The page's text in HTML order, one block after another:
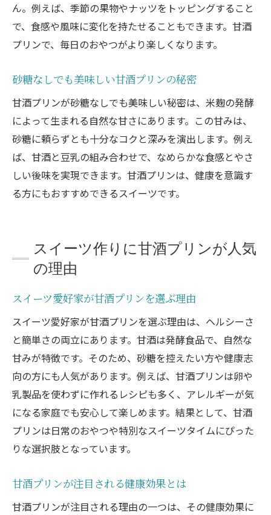
ん。例えば、季節の果物やナッツをトッピングすること
で、食感や風味に変化を持たせることもできます。甘酒
プリンで、毎日のおやつがより楽しくなります。
砂糖なしでも美味しい甘酒プリンの秘密
甘酒プリンが砂糖なしでも美味しい秘密は、米麹の発酵
によって生まれる自然な甘さにあります。この甘みは、
砂糖に頼らずとも十分なコクと深みを演出します。例え
ば、甘酒と豆乳の組み合わせで、なめらかな食感とやさ
しい後味を実現できます。甘酒プリンは、健康を意識す
る方にもおすすめできるスイーツです。
スイーツ作りに甘酒プリンが人気
の理由
スイーツ愛好家が甘酒プリンを選ぶ理由
スイーツ愛好家が甘酒プリンを選ぶ理由は、ヘルシーさ
と簡単さの両立にあります。甘酒は発酵食品で、自然な
甘みが特徴です。そのため、砂糖を控えたい方や健康志
向の方にも人気があります。例えば、甘酒プリンは卵や
乳製品を使わずに作れるレシピも多く、アレルギーが気
になる家庭でも安心して楽しめます。結果として、甘酒
プリンは日常のおやつや特別なスイーツタイムにぴった
りな選択肢となっています。
甘酒プリンが注目される健康効果とは
甘酒プリンが注目される理由の一つは、その健康効果に